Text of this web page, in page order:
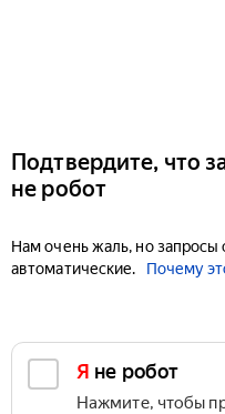
Подтвердите, что
не робот
Нам очень жаль, но запросы
автоматические.
Почему
Я не робот
Нажмите, чтобы